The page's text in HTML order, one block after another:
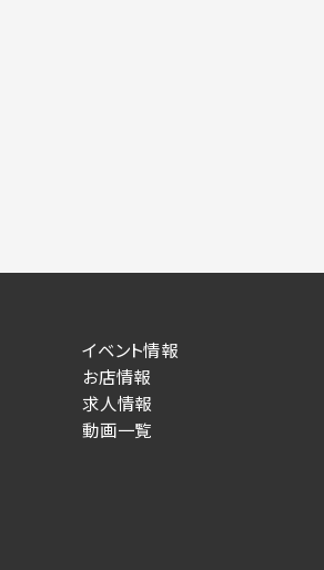
イベント情報
お店情報
求人情報
動画一覧